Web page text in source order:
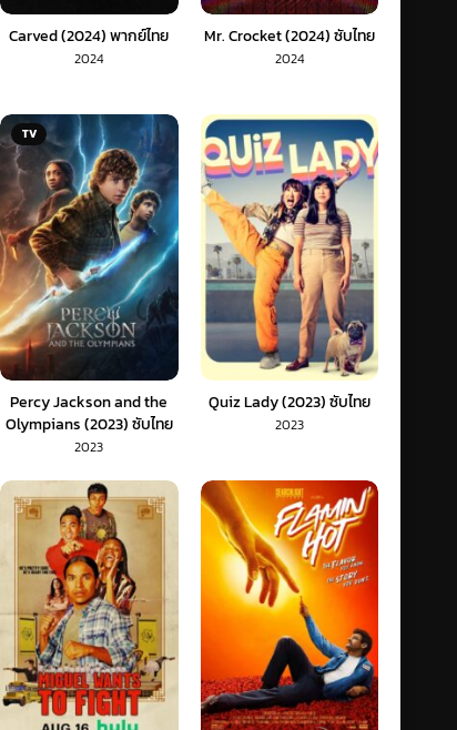
Carved (2024) พากย์ไทย
2024
Mr. Crocket (2024) ซับไทย
2024
TV
Percy Jackson and the
Olympians (2023) ซับไทย
2023
Quiz Lady (2023) ซับไทย
2023